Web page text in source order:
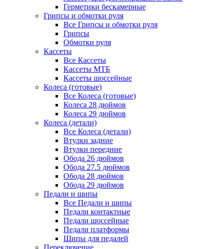
Герметики бескамерные
Грипсы и обмотки руля
Все Грипсы и обмотки руля
Грипсы
Обмотки руля
Кассеты
Все Кассеты
Кассеты МТБ
Кассеты шоссейные
Колеса (готовые)
Все Колеса (готовые)
Колеса 28 дюймов
Колеса 29 дюймов
Колеса (детали)
Все Колеса (детали)
Втулки задние
Втулки передние
Обода 26 дюймов
Обода 27.5 дюймов
Обода 28 дюймов
Обода 29 дюймов
Педали и шипы
Все Педали и шипы
Педали контактные
Педали шоссейные
Педали платформы
Шипы для педалей
Переключение